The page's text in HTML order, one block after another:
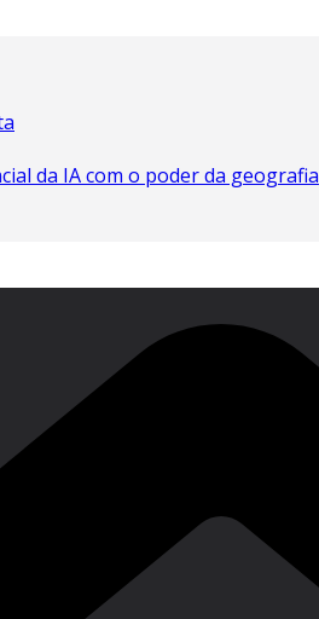
da IA ​​com o poder da geografia